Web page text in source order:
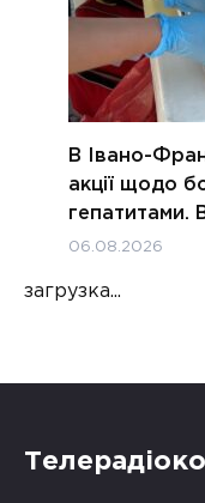
В Івано-
акції щодо
гепатитами.
06.08.2026
загрузка...